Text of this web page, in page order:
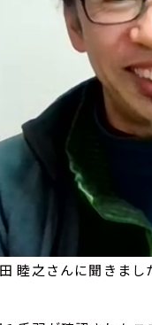
睦之さんに聞きまし